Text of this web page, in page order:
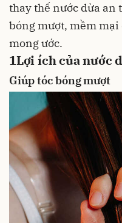
thay thế nước dừa an
bóng mượt, mềm
mong ước.
1Lợi ích của nước
Giúp tóc bóng mượt